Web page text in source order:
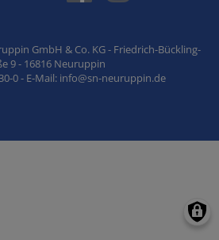
GmbH & Co. KG - Friedrich-Bückling-
9 - 16816 Neuruppin
0 - E-Mail: info@sn-neuruppin.de